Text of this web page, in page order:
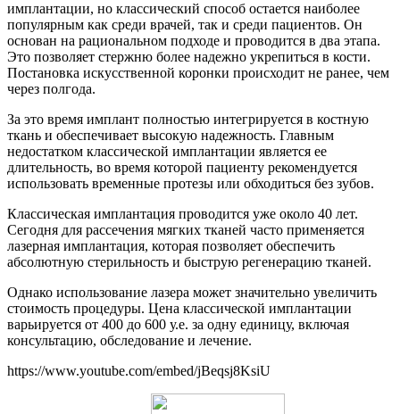
имплантации, но классический способ остается наиболее
популярным как среди врачей, так и среди пациентов. Он
основан на рациональном подходе и проводится в два этапа.
Это позволяет стержню более надежно укрепиться в кости.
Постановка искусственной коронки происходит не ранее, чем
через полгода.
За это время имплант полностью интегрируется в костную
ткань и обеспечивает высокую надежность. Главным
недостатком классической имплантации является ее
длительность, во время которой пациенту рекомендуется
использовать временные протезы или обходиться без зубов.
Классическая имплантация проводится уже около 40 лет.
Сегодня для рассечения мягких тканей часто применяется
лазерная имплантация, которая позволяет обеспечить
абсолютную стерильность и быструю регенерацию тканей.
Однако использование лазера может значительно увеличить
стоимость процедуры. Цена классической имплантации
варьируется от 400 до 600 у.е. за одну единицу, включая
консультацию, обследование и лечение.
https://www.youtube.com/embed/jBeqsj8KsiU